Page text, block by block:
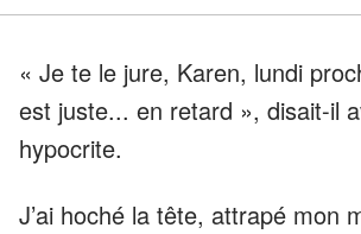
« Je te le jure, Karen, lundi
est juste... en retard », disait-il
hypocrite.
J’ai hoché la tête, attrapé mon